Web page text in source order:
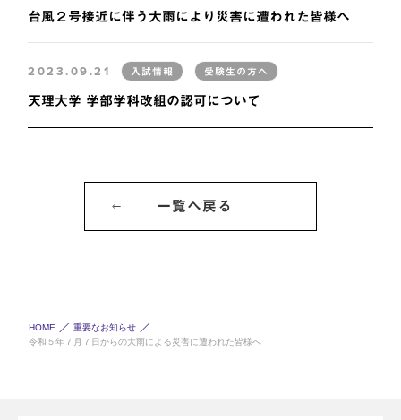
台風２号接近に伴う大雨により災害に遭われた皆様へ
2023.09.21 入試情報 受験生の方へ
天理大学 学部学科改組の認可について
一覧へ戻る
HOME
重要なお知らせ
令和５年７月７日からの大雨による災害に遭われた皆様へ